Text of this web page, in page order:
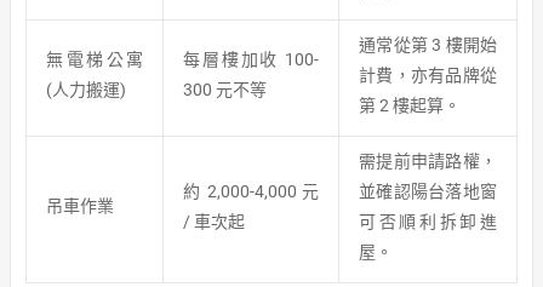
無電梯公寓
(人力搬運)
每層樓加收 100-
300 元不等
通常從第 3 樓開始
計費，亦有品牌從
第 2 樓起算。
吊車作業
約 2,000-4,000 元
/ 車次起
需提前申請路權，
並確認陽台落地窗
可否順利拆卸進
屋。